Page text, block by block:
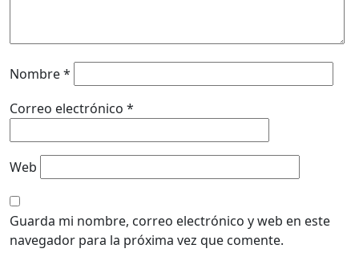
Nombre*
Correo electrónico *
Web
Guarda mi nombre, correo electrónico y web en este
navegador para la próxima vez que comente.